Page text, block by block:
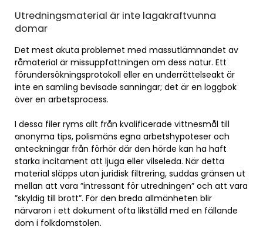
Utredningsmaterial är inte lagakraftvunna
domar
Det mest akuta problemet med massutlämnandet av
råmaterial är missuppfattningen om dess natur. Ett
förundersökningsprotokoll eller en underrättelseakt är
inte en samling bevisade sanningar; det är en loggbok
över en arbetsprocess.
I dessa filer ryms allt från kvalificerade vittnesmål till
anonyma tips, polismäns egna arbetshypoteser och
anteckningar från förhör där den hörde kan ha haft
starka incitament att ljuga eller vilseleda. När detta
material släpps utan juridisk filtrering, suddas gränsen ut
mellan att vara ”intressant för utredningen” och att vara
”skyldig till brott”. För den breda allmänheten blir
närvaron i ett dokument ofta likställd med en fällande
dom i folkdomstolen.